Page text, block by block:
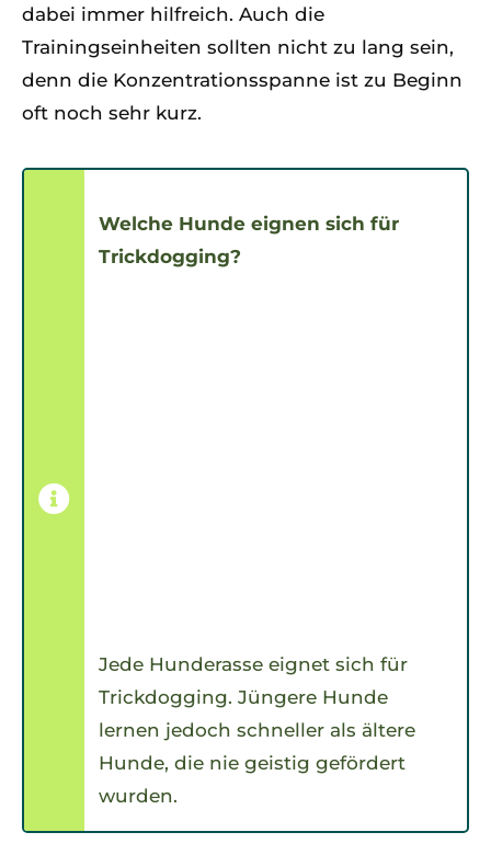
dabei immer hilfreich. Auch die
Trainingseinheiten sollten nicht zu lang sein,
denn die Konzentrationsspanne ist zu Beginn
oft noch sehr kurz.
Welche Hunde eignen sich für
Trickdogging?
Jede Hunderasse eignet sich für
Trickdogging. Jüngere Hunde
lernen jedoch schneller als ältere
Hunde, die nie geistig gefördert
wurden.